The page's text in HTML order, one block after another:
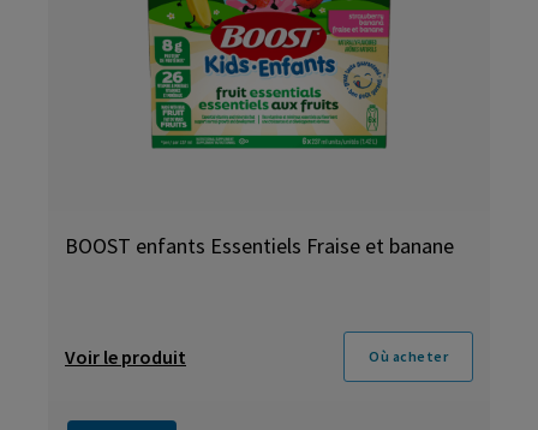
BOOST enfants Essentiels Fraise et banane
Voir le produit Où acheter